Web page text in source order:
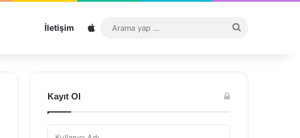
İletişim Sitemap
...
Kayıt Ol